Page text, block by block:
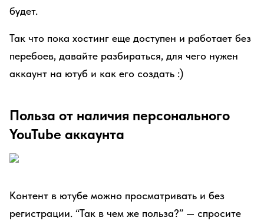
будет.
Так что пока хостинг еще доступен и работает без
перебоев, давайте разбираться, для чего нужен
аккаунт на ютуб и как его создать :)
Польза от наличия персонального
YouTube аккаунта
Контент в ютубе можно просматривать и без
регистрации. “Так в чем же польза?” — спросите